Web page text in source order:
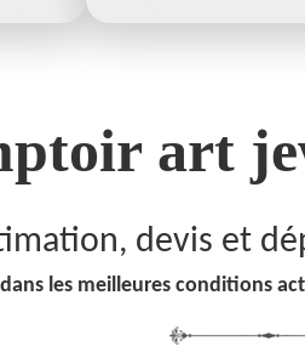
art
devis et
les meilleures conditions